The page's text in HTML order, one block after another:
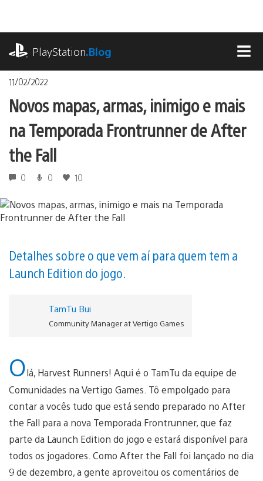
o
conteúdo
PlayStation.Blog
11/02/2022
Novos mapas, armas, inimigo e mais
na Temporada Frontrunner de After
the Fall
0 0 10
Detalhes sobre o que vem aí para quem tem a
Launch Edition do jogo.
TamTu Bui
Community Manager at Vertigo Games
Olá, Harvest Runners! Aqui é o TamTu da equipe de
Comunidades na Vertigo Games. Tô empolgado para
contar a vocês tudo que está sendo preparado no After
the Fall para a nova Temporada Frontrunner, que faz
parte da Launch Edition do jogo e estará disponível para
todos os jogadores. Como After the Fall foi lançado no dia
9 de dezembro, a gente aproveitou os comentários de